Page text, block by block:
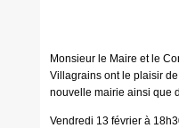
Monsieur le Maire et le
Villagrains ont le plaisir
nouvelle mairie ainsi que
Vendredi 13 février à